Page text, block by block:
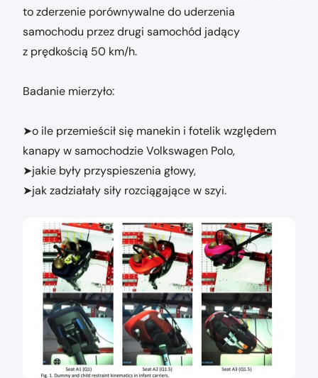
to zderzenie porównywalne do uderzenia
samochodu przez drugi samochód jadący
z prędkością 50 km/h.
Badanie mierzyło:
➤o ile przemieścił się manekin i fotelik względem
kanapy w samochodzie Volkswagen Polo,
➤jakie były przyspieszenia głowy,
➤jak zadziałały siły rozciągające w szyi.